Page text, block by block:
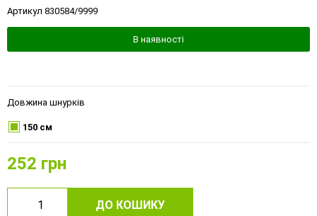
Артикул 830584/9999
В наявності
Довжина шнурків
150 см
252 грн
ДО КОШИКУ